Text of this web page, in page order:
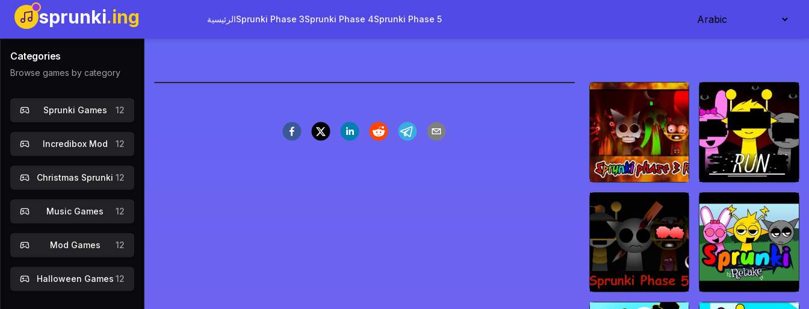
sprunki.ing الرئيسيةSprunki Phase 3Sprunki Phase 4Sprunki Phase 5
Categories
Browse games by category
Sprunki Games 12
Incredibox Mod 12
Christmas Sprunki 12
Music Games 12
Mod Games 12
Halloween Games 12